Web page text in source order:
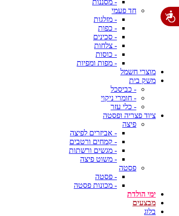
- מסננות
חד פעמי
- מזלגות
- כפות
- סכינים
- צלחות
- כוסות
- מפות ומפיות
מוצרי חשמל
משק בית
- כביסכל
- חומרי ניקוי
- כלי עזר
ציוד פצריה ופסטה
פיצה
- אביזרים לפיצה
- קמחים ורטבים
- מגשים ורשתות
- משוט פיצה
פסטה
- פסטה
- מכונות פסטה
ימי הולדת
מבצעים
בלוג